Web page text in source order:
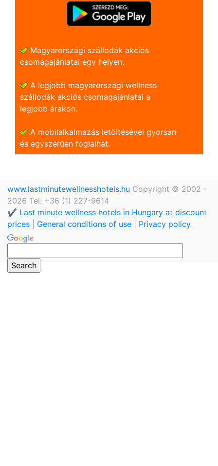
Magyarországi szállodák akciós
csomagajánlatai egy helyen.
A legjobb magyarországi wellness
szállodák akciós csomagajánlatai a
legjobb árakon.
A mobilalkalmazás letöltésével gyorsan
és egyszerũen foglalhat.
www.lastminutewellnesshotels.hu Copyright © 2002 -
2026 Tel: +36 (1) 227-9614
✔️ Last minute wellness hotels in Hungary at discount
prices
General conditions of use Privacy policy